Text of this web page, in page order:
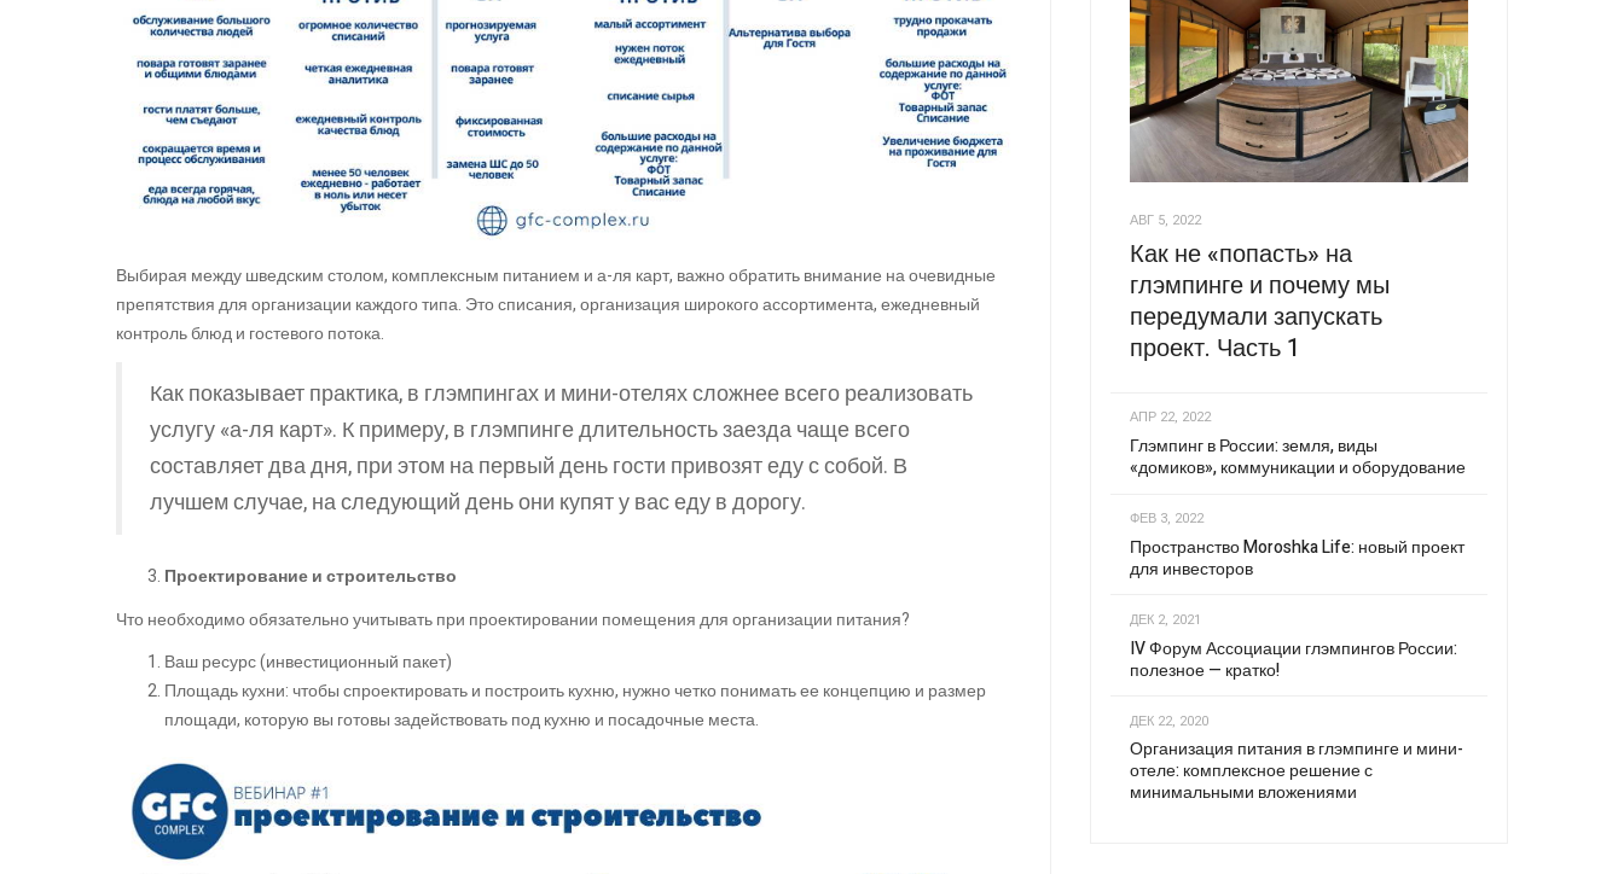
Выбирая между шведским столом, комплексным питанием и а-ля карт, важно обратить внимание на очевидные
препятствия для организации каждого типа. Это списания, организация широкого ассортимента, ежедневный
контроль блюд и гостевого потока.
Как показывает практика, в глэмпингах и мини-отелях сложнее всего реализовать
услугу «а-ля карт». К примеру, в глэмпинге длительность заезда чаще всего
составляет два дня, при этом на первый день гости привозят еду с собой. В
лучшем случае, на следующий день они купят у вас еду в дорогу.
Проектирование и строительство
Что необходимо обязательно учитывать при проектировании помещения для организации питания?
Ваш ресурс (инвестиционный пакет)
Площадь кухни: чтобы спроектировать и построить кухню, нужно четко понимать ее концепцию и размер
площади, которую вы готовы задействовать под кухню и посадочные места.
АВГ 5, 2022
Как не «попасть» на
глэмпинге и почему мы
передумали запускать
проект. Часть 1
АПР 22, 2022
Глэмпинг в России: земля, виды
«домиков», коммуникации и оборудование
ФЕВ 3, 2022
Пространство Moroshka Life: новый проект
для инвесторов
ДЕК 2, 2021
IV Форум Ассоциации глэмпингов России:
полезное — кратко!
ДЕК 22, 2020
Организация питания в глэмпинге и мини-
отеле: комплексное решение с
минимальными вложениями